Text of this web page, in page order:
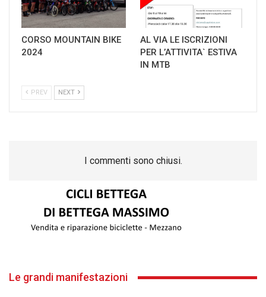
CORSO MOUNTAIN BIKE
2024
AL VIA LE ISCRIZIONI
PER L’ATTIVITA` ESTIVA
IN MTB
PREV NEXT
I commenti sono chiusi.
Le grandi manifestazioni